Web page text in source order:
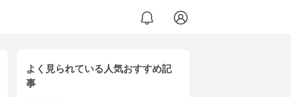
よく見られている人気おすすめ記
事